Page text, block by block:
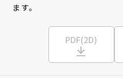
ます。
PDF(2D)